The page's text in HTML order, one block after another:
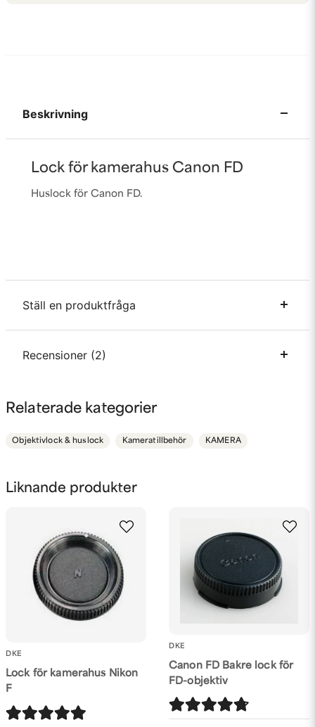
Liknande produkter
DKE
Lock för kamerahus Nikon
F
DKE
Canon FD Bakre lock för
FD-objektiv
Beskrivning
Lock för kamerahus Canon FD
Huslock för Canon FD.
Ställ en produktfråga
question
Fråga oss något om denna produkten...
email
Mejladress
Ja, ni får publicera min fråga
Skicka fråga
Recensioner (2)
Eric
Bra passform och bra pris
Relaterade kategorier
Objektivlock & huslock Kameratillbehör KAMERA